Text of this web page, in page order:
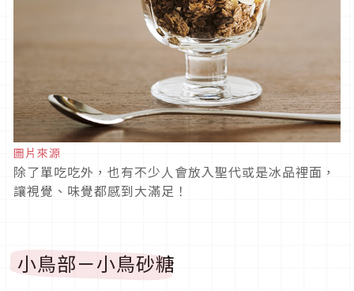
圖片來源
除了單吃吃外，也有不少人會放入聖代或是冰品裡面，
讓視覺、味覺都感到大滿足！
小鳥部－小鳥砂糖